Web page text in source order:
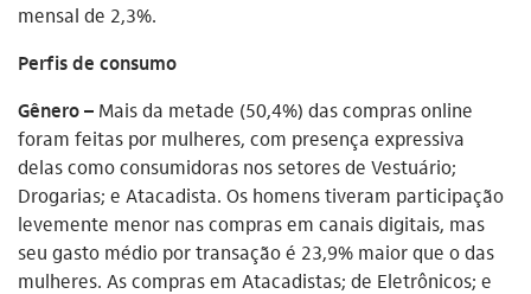
mensal de 2,3%.
Perfis de consumo
Gênero – Mais da metade (50,4%) das compras online
foram feitas por mulheres, com presença expressiva
delas como consumidoras nos setores de Vestuário;
Drogarias; e Atacadista. Os homens tiveram participação
levemente menor nas compras em canais digitais, mas
seu gasto médio por transação é 23,9% maior que o das
mulheres. As compras em Atacadistas; de Eletrônicos; e